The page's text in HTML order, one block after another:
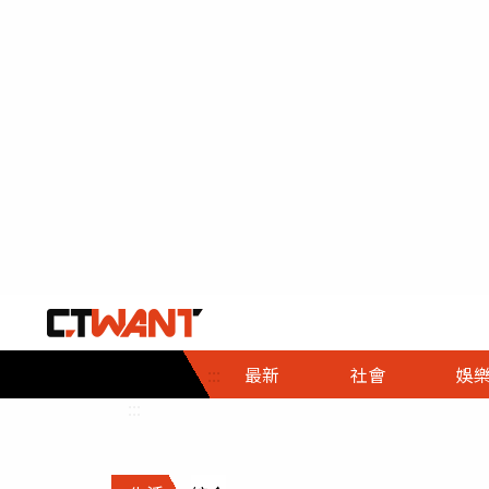
::: 最新 社會
社會首頁
時事
調查
娛樂
娛樂首頁
即時
財經首頁
熱線
政